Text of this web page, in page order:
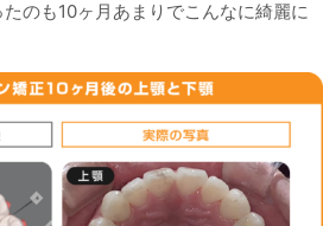
のも10ヶ月あまりでこんなに綺麗に